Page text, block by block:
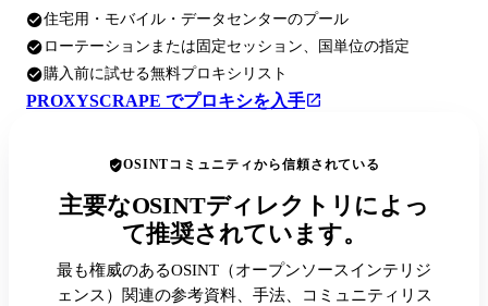
住宅用・モバイル・データセンターのプール
ローテーションまたは固定セッション、国単位の指定
購入前に試せる無料プロキシリスト
PROXYSCRAPE でプロキシを入手
OSINTコミュニティから信頼されている
主要なOSINTディレクトリによっ
て推奨されています。
最も権威のあるOSINT（オープンソースインテリジ
ェンス）関連の参考資料、手法、コミュニティリス